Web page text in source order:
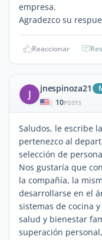
empresa.
Agradezco su
Reaccionar
J jnespinoza21
| 10POSTS
Saludos, le escribe
pertenezco al
selección de
Nos gustaría que
la compañía, la
desarrollarse en el
sistemas de cocina
salud y bienestar
superación